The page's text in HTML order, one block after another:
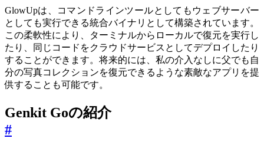
GlowUpは、コマンドラインツールとしてもウェブサーバー
としても実行できる統合バイナリとして構築されています。
この柔軟性により、ターミナルからローカルで復元を実行し
たり、同じコードをクラウドサービスとしてデプロイしたり
することができます。将来的には、私の介入なしに父でも自
分の写真コレクションを復元できるような素敵なアプリを提
供することも可能です。
Genkit Goの紹介
#